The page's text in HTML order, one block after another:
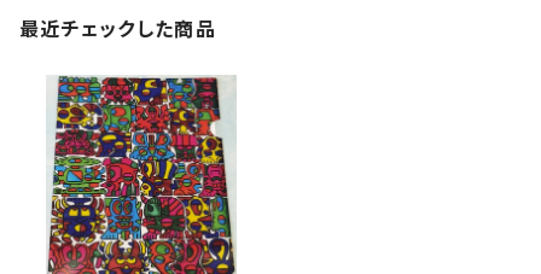
最近チェックした商品